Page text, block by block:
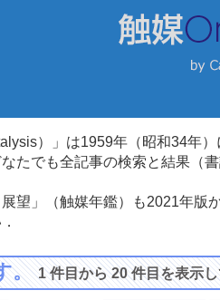
）」は1959年（昭和34年
たでも全記事の検索と結果（
望」（触媒年鑑）も2021年
。1 件目から 20 件目を表示